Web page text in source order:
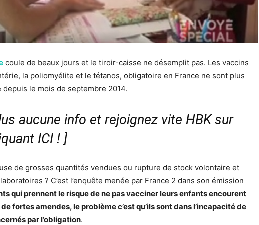
coule de beaux jours et le tiroir-caisse ne désemplit pas. Les vaccins
la poliomyélite et le tétanos, obligatoire en France ne sont plus
le mois de septembre 2014.
aucune info et rejoignez vite HBK sur
ICI ! ]
de grosses quantités vendues ou rupture de stock volontaire et
? C’est l’enquête menée par France 2 dans son émission
qui prennent le risque de ne pas vacciner leurs enfants encourent
fortes amendes, le problème c’est qu’ils sont dans l’incapacité de
par l’obligation.